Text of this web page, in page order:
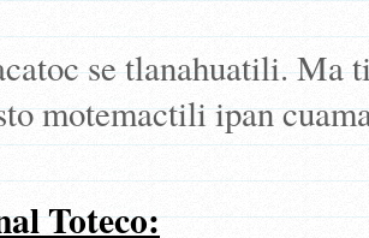
se tlanahuatili. Ma
motemactili ipan
Toteco: